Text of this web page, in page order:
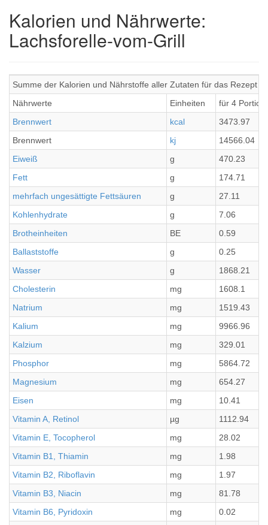
Kalorien und Nährwerte:
Lachsforelle-vom-Grill
Summe der Kalorien und Nährstoffe aller Zutaten für das Rezept
Nährwerte
Einheiten
für 4
Brennwert
kcal
3473.97
Brennwert
kj
14566.04
Eiweiß
g
470.23
Fett
g
174.71
mehrfach ungesättigte Fettsäuren
g
27.11
Kohlenhydrate
g
7.06
Brotheinheiten
BE
0.59
Ballaststoffe
g
0.25
Wasser
g
1868.21
Cholesterin
mg
1608.1
Natrium
mg
1519.43
Kalium
mg
9966.96
Kalzium
mg
329.01
Phosphor
mg
5864.72
Magnesium
mg
654.27
Eisen
mg
10.41
Vitamin A, Retinol
µg
1112.94
Vitamin E, Tocopherol
mg
28.02
Vitamin B1, Thiamin
mg
1.98
Vitamin B2, Riboflavin
mg
1.97
Vitamin B3, Niacin
mg
81.78
Vitamin B6, Pyridoxin
mg 0.02